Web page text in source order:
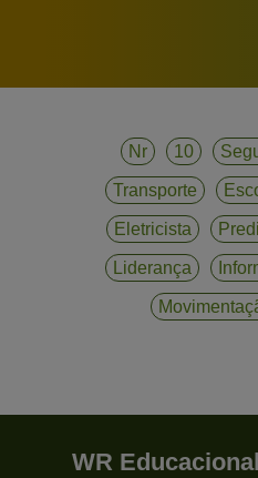
Nr 10
Transporte
Eletricista
Liderança
WR